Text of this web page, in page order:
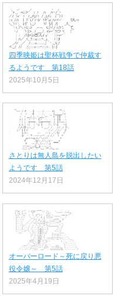
四季映姫は聖杯戦争で仲裁す
るようです 第18話
2025年10月5日
さとりは無人島を脱出したい
ようです 第5話
2024年12月17日
オーバーロード～死に戻り悪
役令嬢～ 第5話
2025年4月19日